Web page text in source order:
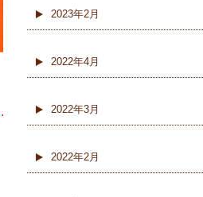
2023年2月
2022年4月
2022年3月
2022年2月